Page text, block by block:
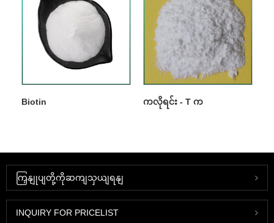
Biotin ကလိုရင်း - T က
ကြှနျုပျတို့ကိုဆကျသှယျရနျ
INQUIRY FOR PRICELIST